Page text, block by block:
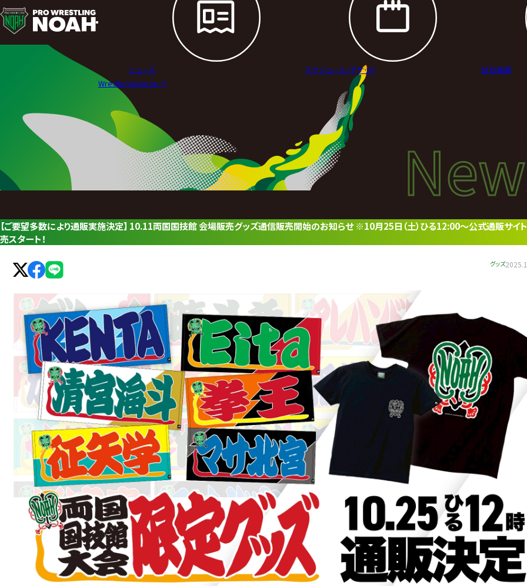
ニ
ュ
レ
ス
リ
ン
グ・
式
ニュース スケジュール/チケット
試合結果
Wrestle Universe ↗︎
ニ
【ご要望多数により通販実施決定】 10.11両国国技館 会場販売グッズ通信販売開始のお知らせ ※10月25日（土）ひる12:00～公式通販サイ
売スタート！
グッズ